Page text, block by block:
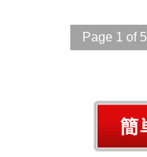
Page 1 of 5